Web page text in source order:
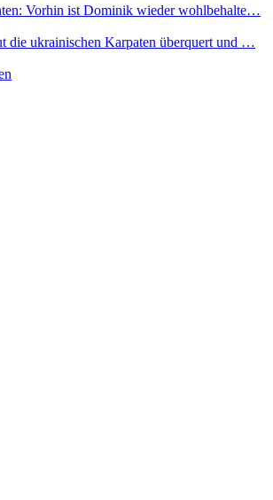
Vorhin ist Dominik wieder wohlbehalte…
die ukrainischen Karpaten überquert und …